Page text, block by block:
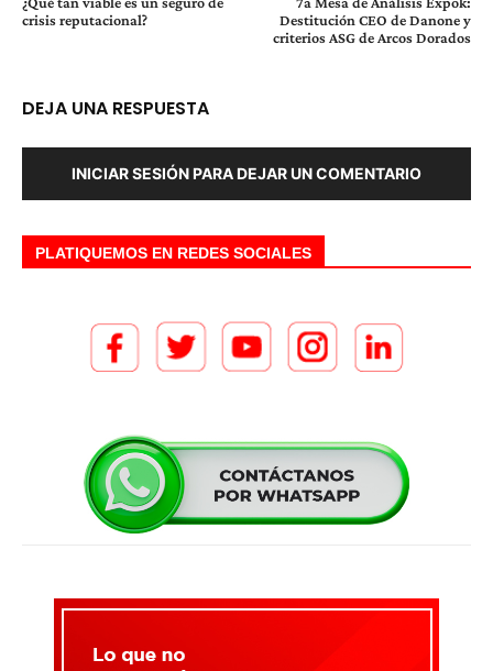
crisis reputacional?
Destitución CEO de Danone y
criterios ASG de Arcos Dorados
DEJA UNA RESPUESTA
INICIAR SESIÓN PARA DEJAR UN COMENTARIO
PLATIQUEMOS EN REDES SOCIALES